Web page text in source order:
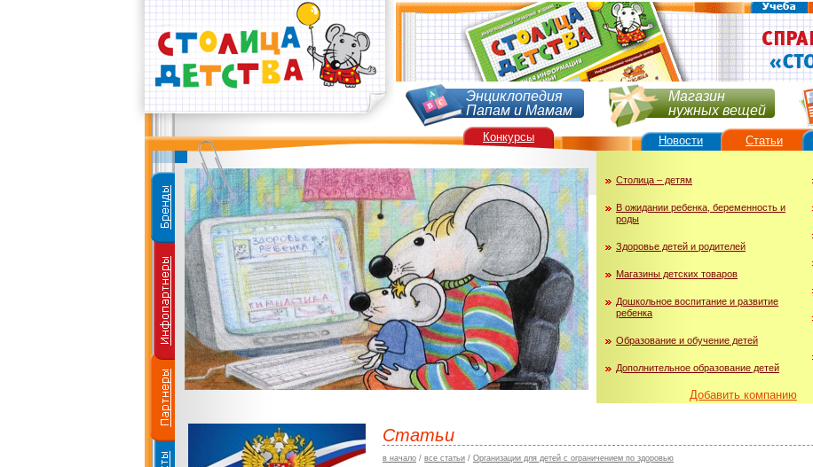
Энциклопедия
Папам и Мамам
Магазин
нужных вещей
Столица – детям
В ожидании ребенка, беременность и
роды
Здоровье детей и родителей
Магазины детских товаров
Дошкольное воспитание и развитие
ребенка
Образование и обучение детей
Дополнительное образование детей
Добавить компанию
Статьи
в начало / все статьи / Организации для детей с ограничением по здоровью
Конкурсы Новости Статьи